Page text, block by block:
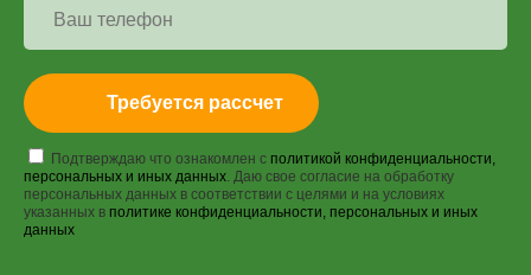
Требуется рассчет
Подтверждаю что ознакомлен с политикой конфиденциальности,
персональных и иных данных . Даю свое согласие на обработку
персональных данных в соответствии с целями и на условиях
указанных в политике конфиденциальности, персональных и иных
данных